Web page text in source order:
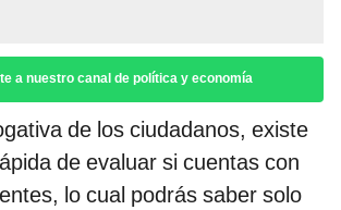
a nuestro canal de política y economía
de los ciudadanos, existe
de evaluar si cuentas con
lo cual podrás saber solo